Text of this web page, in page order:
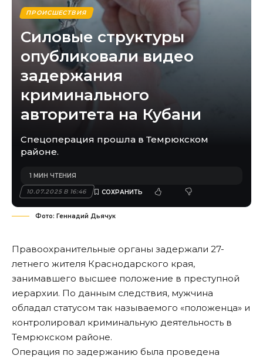
ПРОИСШЕСТВИЯ
Силовые структуры
опубликовали видео
задержания
криминального
авторитета на Кубани
Спецоперация прошла в Темрюкском
районе.
10.07.2025 В 16:46
1 МИН ЧТЕНИЯ
Фото: Геннадий Дьячук
Правоохранительные органы задержали 27-
летнего жителя Краснодарского края,
занимавшего высшее положение в преступной
иерархии. По данным следствия, мужчина
обладал статусом так называемого «положенца» и
контролировал криминальную деятельность в
Темрюкском районе.
Операция по задержанию была проведена